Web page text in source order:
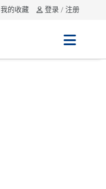
我的收藏 登录 / 注册